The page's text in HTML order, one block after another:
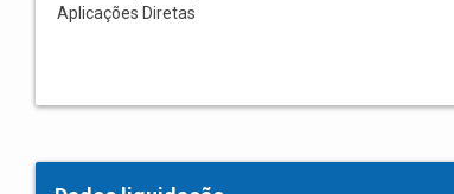
Aplicações Diretas